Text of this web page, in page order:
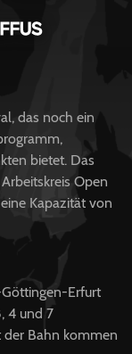
das noch ein
bietet. Das
Open
Kapazität von
Erfurt
4 und 7
der Bahn kommen